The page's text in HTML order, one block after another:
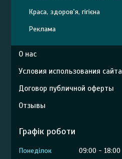
Краса, здоров'я, гігієна
Реклама
О нас
Условия использования сайта
Договор публичной оферты
Отзывы
Графік роботи
Понеділок 09:00
18:00